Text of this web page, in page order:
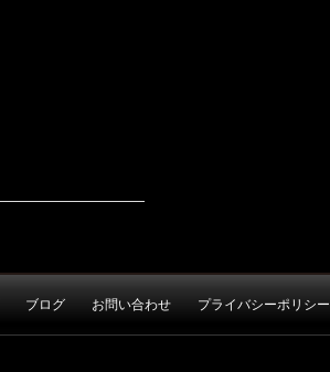
ブログ お問い合わせ プライバシーポリシー